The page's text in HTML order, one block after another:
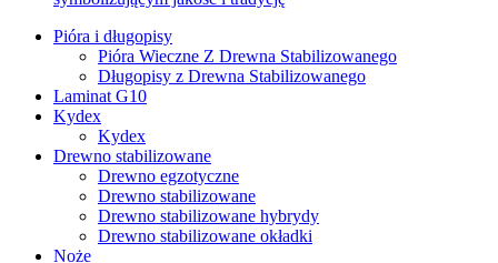
Pióra i długopisy
Pióra Wieczne Z Drewna Stabilizowanego
Długopisy z Drewna Stabilizowanego
Laminat G10
Kydex
Kydex
Drewno stabilizowane
Drewno egzotyczne
Drewno stabilizowane
Drewno stabilizowane hybrydy
Drewno stabilizowane okładki
Noże